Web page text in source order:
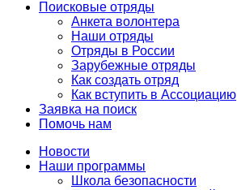
Поисковые отряды
Анкета волонтера
Наши отряды
Отряды в России
Зарубежные отряды
Как создать отряд
Как вступить в Ассоциацию
Заявка на поиск
Помочь нам
Новости
Наши программы
Школа безопасности